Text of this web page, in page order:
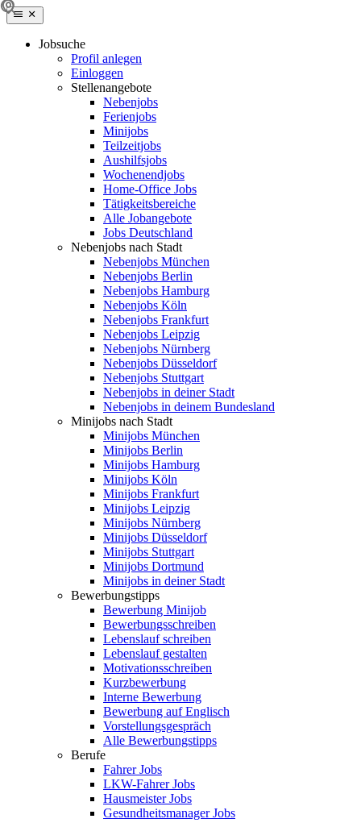
Jobsuche
Profil anlegen
Einloggen
Stellenangebote
Nebenjobs
Ferienjobs
Minijobs
Teilzeitjobs
Aushilfsjobs
Wochenendjobs
Home-Office Jobs
Tätigkeitsbereiche
Alle Jobangebote
Jobs Deutschland
Nebenjobs nach Stadt
Nebenjobs München
Nebenjobs Berlin
Nebenjobs Hamburg
Nebenjobs Köln
Nebenjobs Frankfurt
Nebenjobs Leipzig
Nebenjobs Nürnberg
Nebenjobs Düsseldorf
Nebenjobs Stuttgart
Nebenjobs in deiner Stadt
Nebenjobs in deinem Bundesland
Minijobs nach Stadt
Minijobs München
Minijobs Berlin
Minijobs Hamburg
Minijobs Köln
Minijobs Frankfurt
Minijobs Leipzig
Minijobs Nürnberg
Minijobs Düsseldorf
Minijobs Stuttgart
Minijobs Dortmund
Minijobs in deiner Stadt
Bewerbungstipps
Bewerbung Minijob
Bewerbungsschreiben
Lebenslauf schreiben
Lebenslauf gestalten
Motivationsschreiben
Kurzbewerbung
Interne Bewerbung
Bewerbung auf Englisch
Vorstellungsgespräch
Alle Bewerbungstipps
Berufe
Fahrer Jobs
LKW-Fahrer Jobs
Hausmeister Jobs
Gesundheitsmanager Jobs